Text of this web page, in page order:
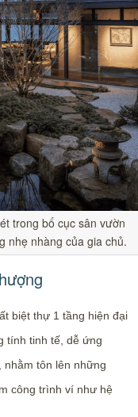
trong bố cục sân vườn
nhẹ nhàng của gia chủ.
biệt thự 1 tầng hiện đại
tính tinh tế, dễ ứng
tôn lên những
công trình ví như hệ